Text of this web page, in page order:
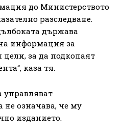
до Министерството
разследване.
държава
информация за
за да подкопаят
каза тя.
управляват
не означава, че му
изданието.